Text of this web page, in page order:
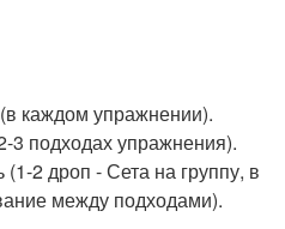
каждом упражнении).
3 подходах упражнения).
2 дроп - Сета на группу, в
между подходами).